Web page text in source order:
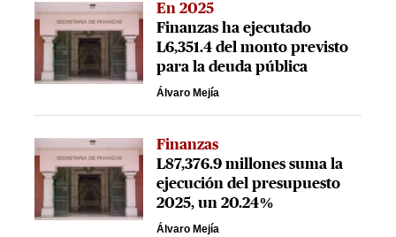
En 2025
Finanzas ha ejecutado
L6,351.4 del monto previsto
para la deuda pública
Álvaro Mejía
Finanzas
L87,376.9 millones suma la
ejecución del presupuesto
2025, un 20.24%
Álvaro Mejía